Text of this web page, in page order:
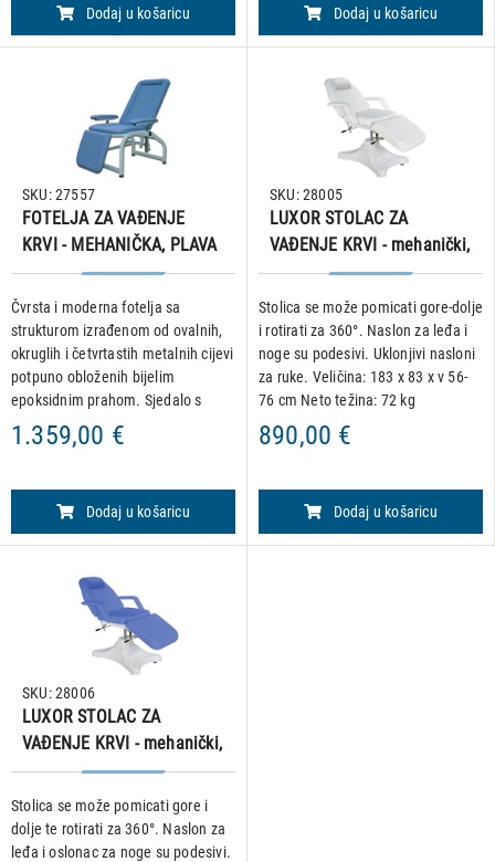
Dodaj u košaricu Dodaj u košaricu
FOTELJA ZA VAĐENJE
KRVI - MEHANIČKA, PLAVA
Čvrsta i moderna fotelja sa
strukturom izrađenom od ovalnih,
okruglih i četvrtastih metalnih cijevi
potpuno obloženih bijelim
epoksidnim prahom. Sjedalo s
drvenom bazom, punjeno
poliuretanskom pjenom visoke
umjetn
SKU: 27557
1.359,00 €
Dodaj u košaricu
LUXOR STOLAC ZA
VAĐENJE KRVI - mehanički,
bijeli
Stolica se može pomicati gore-dolje
i rotirati za 360°. Naslon za leđa i
noge su podesivi. Uklonjivi nasloni
za ruke. Veličina: 183 x 83 x v 56-
76 cm Neto težina: 72 kg
Maksimalna nosivost: 175 kg
Podešavanje kuta naslona 0-80°
SKU: 28005
890,00 €
Dodaj u košaricu
LUXOR STOLAC ZA
VAĐENJE KRVI - mehanički,
plavi
Stolica se može pomicati gore i
dolje te rotirati za 360°. Naslon za
leđa i oslonac za noge su podesivi.
SKU: 28006